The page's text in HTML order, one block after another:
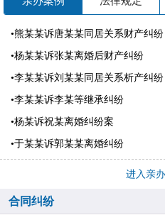
•熊某某诉唐某某同居关系财产纠纷
•杨某某诉张某离婚后财产纠纷
•李某某诉刘某某同居关系析产纠纷
•李某某诉李某等继承纠纷
•杨某诉祝某离婚纠纷案
•于某某诉郭某某离婚纠纷
进入亲
合同纠纷